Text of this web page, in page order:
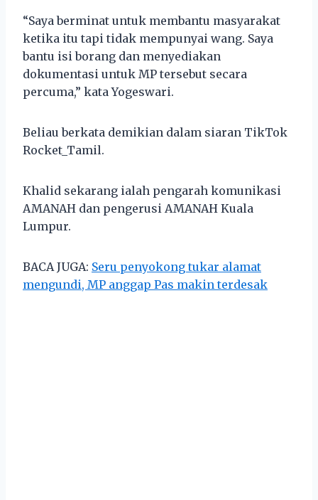
“Saya berminat untuk membantu masyarakat
ketika itu tapi tidak mempunyai wang. Saya
bantu isi borang dan menyediakan
dokumentasi untuk MP tersebut secara
percuma,” kata Yogeswari.
Beliau berkata demikian dalam siaran TikTok
Rocket_Tamil.
Khalid sekarang ialah pengarah komunikasi
AMANAH dan pengerusi AMANAH Kuala
Lumpur.
BACA JUGA: Seru penyokong tukar alamat
mengundi, MP anggap Pas makin terdesak